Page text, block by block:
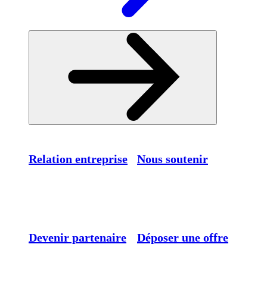
Relation entreprise Nous soutenir
Devenir partenaire Déposer une offre